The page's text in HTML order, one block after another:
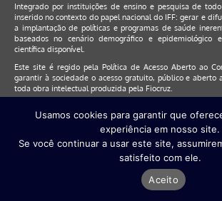
Integrado por instituições de ensino e pesquisa de
inserido no contexto do papel nacional do IFF: gerar e
a implantação de políticas e programas de saúde
baseados no cenário demográfico e epidemiológico
científica disponível.
Este site é regido pela Política de Acesso Aberto ao
garantir à sociedade o acesso gratuito, público e aberto
toda obra intelectual produzida pela Fiocruz.
Clique aqui para reportar um erro de
© Instituto Nacional de Saúde da Mulher, da
Fernandes Figueira (IFF/Fiocruz),
Este site será melhor visualizado nos
Usamos cookies para garantir que
experiência em nosso site.
Se você continuar a usar este site,
satisfeito com ele.
Aceito